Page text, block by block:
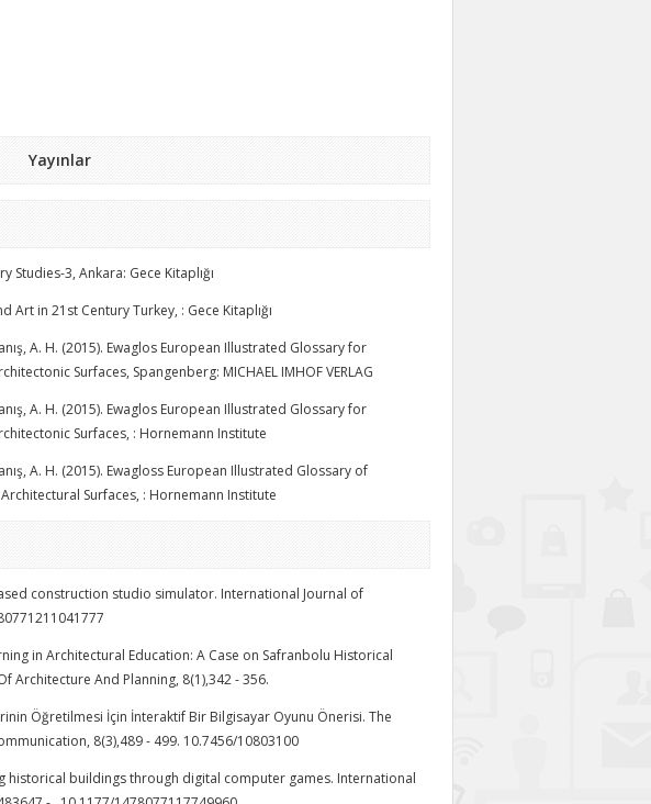
Yayınlar
Studies-3, Ankara: Gece Kitaplığı
Art in 21st Century Turkey, : Gece Kitaplığı
A. H. (2015). Ewaglos European Illustrated Glossary for
Surfaces, Spangenberg: MICHAEL IMHOF VERLAG
A. H. (2015). Ewaglos European Illustrated Glossary for
Surfaces, : Hornemann Institute
A. H. (2015). Ewagloss European Illustrated Glossary of
Surfaces, : Hornemann Institute
construction studio simulator. International Journal of
in Architectural Education: A Case on Safranbolu Historical
Architecture And Planning, 8(1),342 - 356.
Öğretilmesi İçin İnteraktif Bir Bilgisayar Oyunu Önerisi. The
8(3),489 - 499. 10.7456/10803100
historical buildings through digital computer games. International